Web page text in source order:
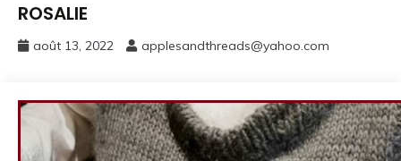
ROSALIE
août 13, 2022 applesandthreads@yahoo.com